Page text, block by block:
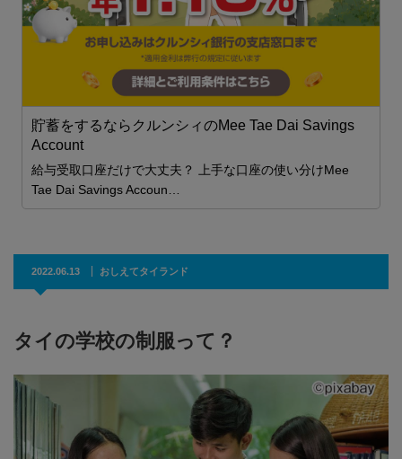
貯蓄をするならクルンシィのMee Tae Dai Savings
Account
給与受取口座だけで大丈夫？ 上手な口座の使い分けMee
Tae Dai Savings Accoun…
2022.06.13 おしえてタイランド
タイの学校の制服って？